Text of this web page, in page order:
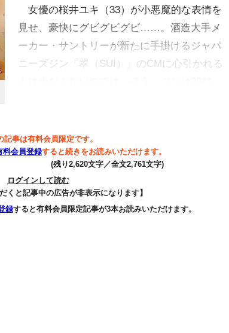
女優の桜井ユキ（33）が小悪魔的な表情を
見せ、豪快にグビグビグビ……。酒造大手メ
ーカー・サントリーが新たに手掛けるジャパ
ニーズジン「翠（SUI）」のCMに心引かれる
記事は有料会員限定です。
料会員登録すると続きをお読みいただけます。
(残り2,620文字／全文2,761文字)
ログインして読む
くと記事中の広告が非表示になります】
録すると有料会員限定記事が3本お読みいただけます。